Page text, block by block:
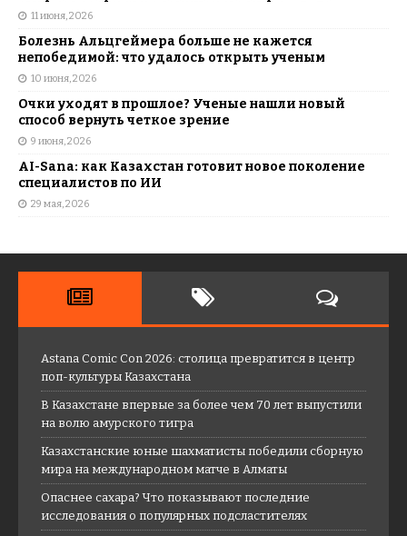
11 июня, 2026
Болезнь Альцгеймера больше не кажется
непобедимой: что удалось открыть ученым
10 июня, 2026
Очки уходят в прошлое? Ученые нашли новый
способ вернуть четкое зрение
9 июня, 2026
AI-Sana: как Казахстан готовит новое поколение
специалистов по ИИ
29 мая, 2026
Astana Comic Con 2026: столица превратится в центр
поп-культуры Казахстана
В Казахстане впервые за более чем 70 лет выпустили
на волю амурского тигра
Казахстанские юные шахматисты победили сборную
мира на международном матче в Алматы
Опаснее сахара? Что показывают последние
исследования о популярных подсластителях